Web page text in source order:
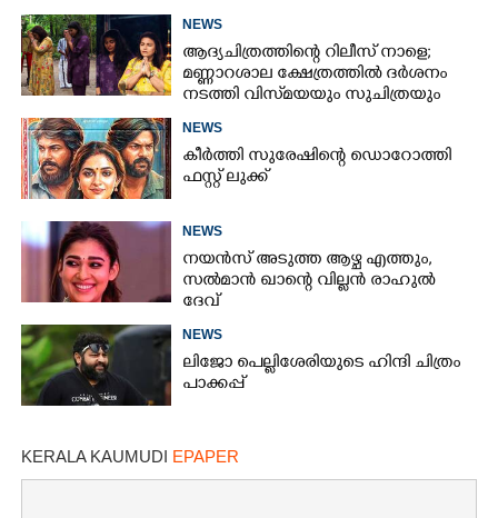
NEWS
ആദ്യചിത്രത്തിന്റെ റിലീസ് നാളെ;
മണ്ണാറശാല ക്ഷേത്രത്തിൽ ദർശനം
നടത്തി വിസ്‌മയയും സുചിത്രയും
NEWS
കീർത്തി സുരേഷിന്റെ ഡൊറോത്തി
ഫസ്റ്റ് ലുക്ക്
NEWS
നയൻസ് അടുത്ത ആഴ്ച എത്തും,
സൽമാൻ ഖാന്റെ വില്ലൻ രാഹുൽ
ദേവ്
NEWS
ലിജോ പെല്ലിശേരിയുടെ ഹിന്ദി ചിത്രം
പാക്കപ്പ്
KERALA KAUMUDI EPAPER